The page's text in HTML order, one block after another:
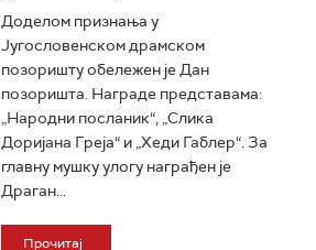
Доделом признања у
Југословенском драмском
позоришту обележен је Дан
позоришта. Награде представама:
„Народни посланик“, „Слика
Доријана Греја“ и „Хеди Габлер“. За
главну мушку улогу награђен је
Драган...
Прочитај